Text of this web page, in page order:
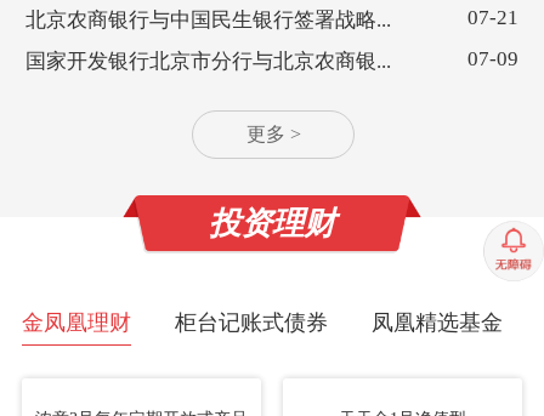
北京农商银行与中国民生银行签署战略...
07-21
国家开发银行北京市分行与北京农商银...
07-09
更多 >
投资理财
金凤凰理财 柜台记账式债券 凤凰精选基金